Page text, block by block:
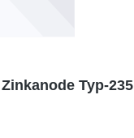
Typ-235